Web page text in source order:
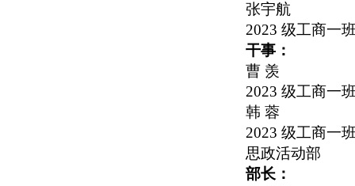
张宇航
2023 级工商一
干事：
曹 羡
2023 级工商一
韩 蓉
2023 级工商一
思政活动部
部长：